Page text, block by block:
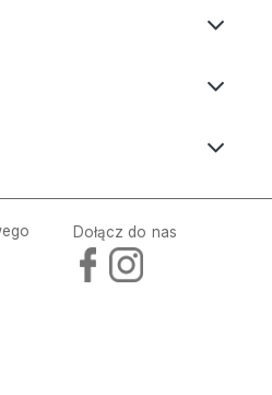
Dołącz do nas